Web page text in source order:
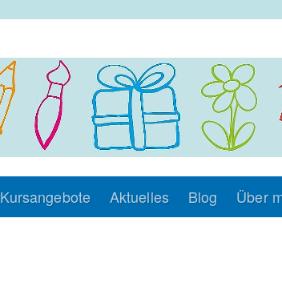
Kursangebote Aktuelles Blog Über